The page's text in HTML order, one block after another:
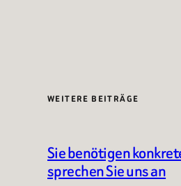
WEITERE BEITRÄGE
Sie benötigen
sprechen Sie uns an